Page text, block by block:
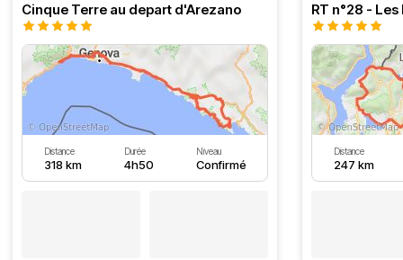
Cinque Terre au depart d'Arezano
Distance
318 km
Durée
4h50
Niveau
Confirmé
RT n°28 -
Distance
247 km